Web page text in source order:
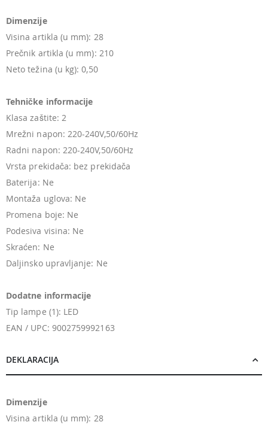
Dimenzije
Visina artikla (u mm): 28
Prečnik artikla (u mm): 210
Neto težina (u kg): 0,50
Tehničke informacije
Klasa zaštite: 2
Mrežni napon: 220-240V,50/60Hz
Radni napon: 220-240V,50/60Hz
Vrsta prekidača: bez prekidača
Baterija: Ne
Montaža uglova: Ne
Promena boje: Ne
Podesiva visina: Ne
Skraćen: Ne
Daljinsko upravljanje: Ne
Dodatne informacije
Tip lampe (1): LED
EAN / UPC: 9002759992163
DEKLARACIJA
Dimenzije
Visina artikla (u mm): 28